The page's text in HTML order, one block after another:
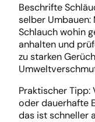
Beschrifte
selber
Schlauch wohin
anhalten und
zu starken
Praktischer Tipp:
oder dauerhafte
das ist schneller